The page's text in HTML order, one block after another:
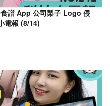
譜 App 公司梨子 Logo 侵
電報 (8/14)